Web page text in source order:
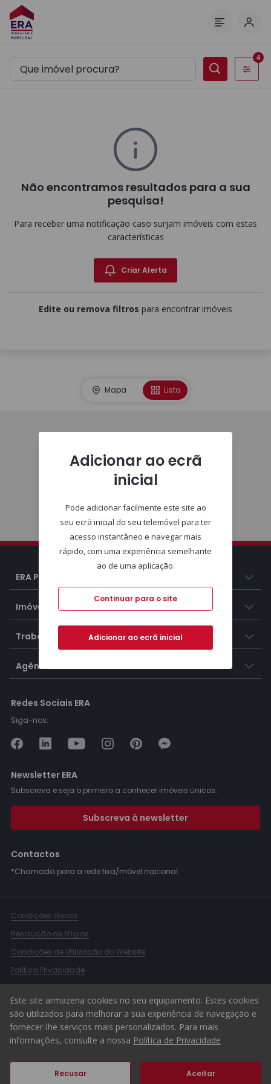
Filtros
4
Não encontramos resultados para a sua
pesquisa!
Para receber uma notificação caso surjam imóveis com estas
características
Criar Alerta
Edite ou remova filtros para encontrar imóveis
Mapa Lista
ERA Portugal
Imóveis
Trabalhar na ERA
Agências ERA
Redes Sociais ERA
Siga-nos:
Newsletter ERA
Subscreva e seja o primeiro a conhecer imóveis únicos.
Subscreva à newsletter
Contactos
*Chamada para a rede fixa/móvel nacional.
Condições Gerais
Resolução de litígios
Condições de Utilização do Website
Política Privacidade
Canal de Denúncias
© 2026 ERA Portugal
Este site armazena cookies no seu equipamento. Estes cookies
são utilizados para melhorar a sua experiência de navegação e
fornecer-lhe serviços mais personalizados. Para mais
informações, consulte a nossa Política de Privacidade
Recusar Aceitar
Adicionar ao ecrã
inicial
Pode adicionar facilmente este site ao
seu ecrã inicial do seu telemóvel para ter
acesso instantâneo e navegar mais
rápido, com uma experiência semelhante
ao de uma aplicação.
Continuar para o site
Adicionar ao ecrã inicial